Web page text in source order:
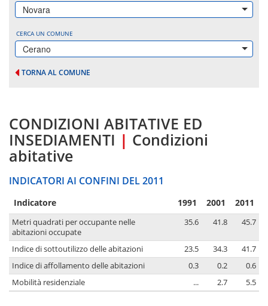
Novara
CERCA UN COMUNE
Cerano
TORNA AL COMUNE
CONDIZIONI ABITATIVE ED
INSEDIAMENTI | Condizioni
abitative
INDICATORI AI CONFINI DEL 2011
Indicatore 1991 2001 2011
Metri quadrati per occupante nelle
abitazioni occupate
35.6 41.8 45.7
Indice di sottoutilizzo delle abitazioni 23.5 34.3
41.7
Indice di affollamento delle abitazioni
0.3 0.2
0.6
Mobilità residenziale
... 2.7 5.5